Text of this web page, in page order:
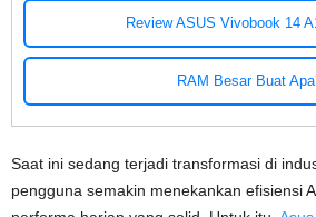
Review ASUS Vivobook 14
RAM Besar Buat
Saat ini sedang terjadi transformasi di
pengguna semakin menekankan efisiensi